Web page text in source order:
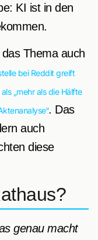
KI ist in den
Thema auch
bei Reddit greift
„mehr als die Hälfte
. Das
auch
diese
genau macht